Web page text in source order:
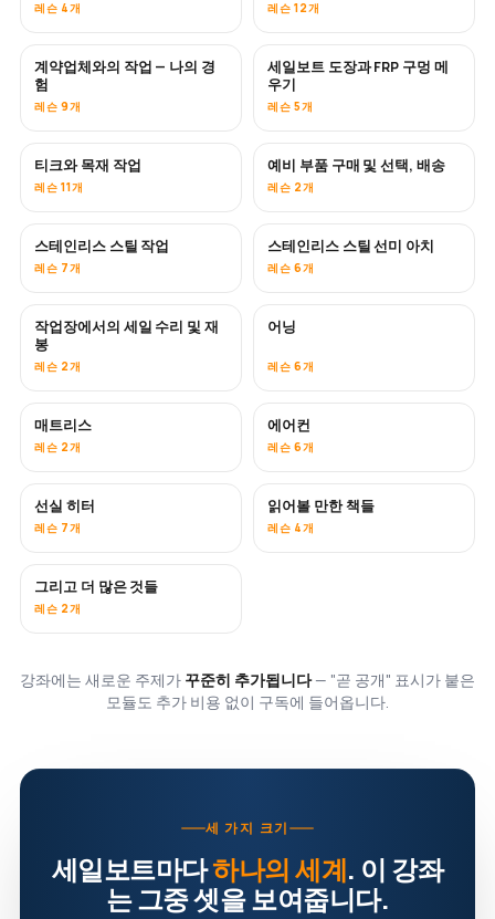
레슨 4개 레슨 12개
곧 공개
계약업체와의 작업 — 나의 경
험
레슨 9개
곧 공개
세일보트 도장과 FRP 구멍 메
우기
레슨 5개
티크와 목재 작업
레슨 11개
곧 공개
예비 부품 구매 및 선택, 배송
레슨 2개
곧 공개
스테인리스 스틸 작업
레슨 7개
스테인리스 스틸 선미 아치
레슨 6개
곧 공개
작업장에서의 세일 수리 및 재
봉
레슨 2개
어닝
레슨 6개
매트리스
레슨 2개
곧 공개
에어컨
레슨 6개
곧 공개
선실 히터
레슨 7개
곧 공개
읽어볼 만한 책들
레슨 4개
곧 공개
그리고 더 많은 것들
레슨 2개
강좌에는 새로운 주제가 꾸준히 추가됩니다— "곧 공개" 표시가 붙은
모듈도 추가 비용 없이 구독에 들어옵니다.
세 가지 크기
세일보트마다하나의 세계. 이 강좌
는 그중 셋을 보여줍니다.